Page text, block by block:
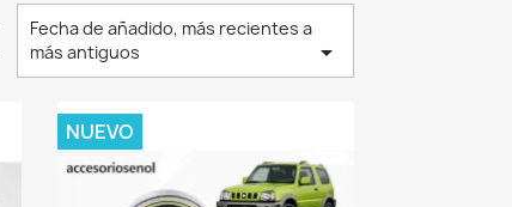
Fecha de añadido, más recientes a
más antiguos

NUEVO